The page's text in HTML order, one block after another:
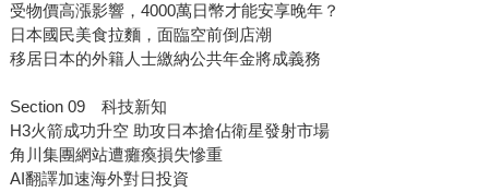
受物價高漲影響，4000萬日幣才能安享晚年？
日本國民美食拉麵，面臨空前倒店潮
移居日本的外籍人士繳納公共年金將成義務
Section 09 科技新知
H3火箭成功升空 助攻日本搶佔衛星發射市場
角川集團網站遭癱瘓損失慘重
AI翻譯加速海外對日投資